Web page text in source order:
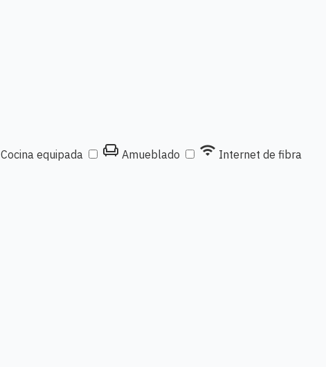
Cocina equipada chair Amueblado wifi Internet de fibra